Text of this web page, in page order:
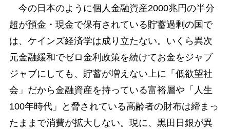
今の日本のように個人金融資産2000兆円の半分
超が預金・現金で保有されている貯蓄過剰の国で
は、ケインズ経済学は成り立たない。いくら異次
元金融緩和でゼロ金利政策を続けてお金をジャブ
ジャブにしても、貯蓄が増えない上に「低欲望社
会」だから金融資産を持っている富裕層や「人生
100年時代」と脅されている高齢者の財布は締まっ
たままで消費が拡大しない。現に、黒田日銀が異